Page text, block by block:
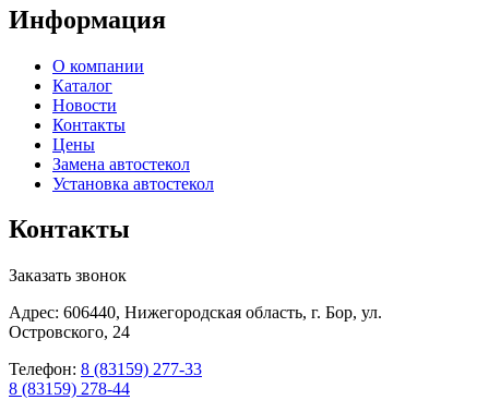
Информация
О компании
Каталог
Новости
Контакты
Цены
Замена автостекол
Установка автостекол
Контакты
Заказать звонок
Адрес: 606440, Нижегородская область, г. Бор, ул.
Островского, 24
Телефон: 8 (83159) 277-33
8 (83159) 278-44